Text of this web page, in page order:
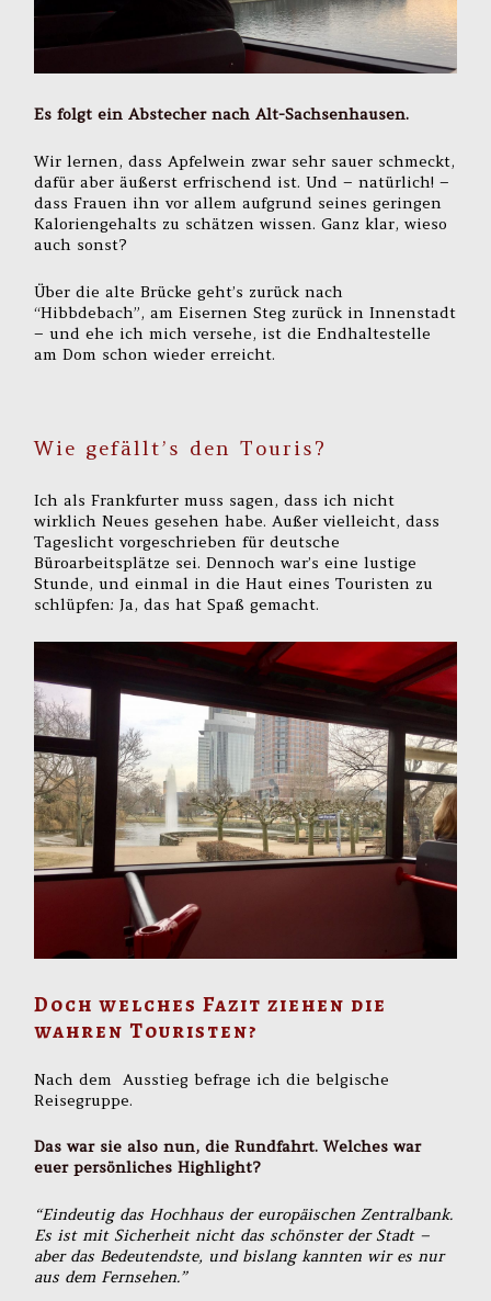
Es folgt ein Abstecher nach Alt-Sachsenhausen.
Wir lernen, dass Apfelwein zwar sehr sauer schmeckt,
dafür aber äußerst erfrischend ist. Und – natürlich! –
dass Frauen ihn vor allem aufgrund seines geringen
Kaloriengehalts zu schätzen wissen. Ganz klar, wieso
auch sonst?
Über die alte Brücke geht’s zurück nach
“Hibbdebach”, am Eisernen Steg zurück in Innenstadt
– und ehe ich mich versehe, ist die Endhaltestelle
am Dom schon wieder erreicht.
Wie gefällt’s den Touris?
Ich als Frankfurter muss sagen, dass ich nicht
wirklich Neues gesehen habe. Außer vielleicht, dass
Tageslicht vorgeschrieben für deutsche
Büroarbeitsplätze sei. Dennoch war’s eine lustige
Stunde, und einmal in die Haut eines Touristen zu
schlüpfen: Ja, das hat Spaß gemacht.
Doch welches Fazit ziehen die
wahren Touristen?
Nach dem Ausstieg befrage ich die belgische
Reisegruppe.
Das war sie also nun, die Rundfahrt. Welches war
euer persönliches Highlight?
“Eindeutig das Hochhaus der europäischen Zentralbank.
Es ist mit Sicherheit nicht das schönster der Stadt –
aber das Bedeutendste, und bislang kannten wir es nur
aus dem Fernsehen.”